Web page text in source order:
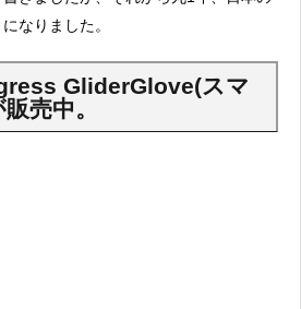
なりました。
GliderGlove(スマ
売中。